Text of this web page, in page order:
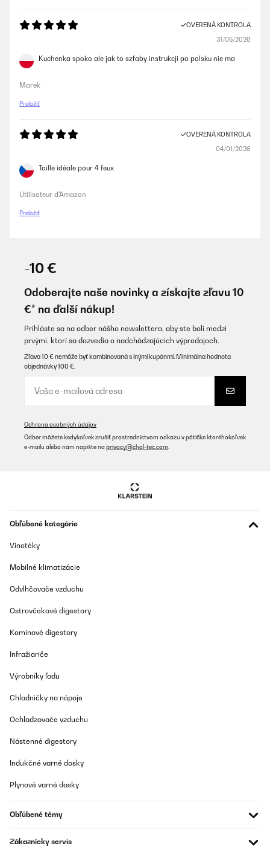
OVERENÁ KONTROLA
31/05/2026
Kuchenka spoko ale jak to szfaby instrukcji po polsku nie ma
Marek
Preložiť
OVERENÁ KONTROLA
04/01/2026
Taille idéale pour 4 feux
Utilisateur d'Amazon
Preložiť
-10 €
Odoberajte naše novinky a získajte zľavu 10
€* na ďalší nákup!
Prihláste sa na odber nášho newslettera, aby ste boli medzi
prvými, ktorí sa dozvedia o nadchádzajúcich výpredajoch.
Zľava 10 € nemôže byť kombinovaná s inými kupónmi. Minimálna hodnota
objednávky 100 €.
Ochrana osobných údajov
Odber môžete kedykoľvek zrušiť prostredníctvom odkazu v pätičke ktoréhokoľvek
e-mailu alebo nám napíšte na privacy@chal-tec.com
Obľúbené kategórie
Vinotéky
Mobilné klimatizácie
Odvlhčovače vzduchu
Ostrovčekové digestory
Komínové digestory
Infražiariče
Výrobníky ľadu
Chladničky na nápoje
Ochladzovače vzduchu
Nástenné digestory
Indukčné varné dosky
Plynové varné dosky
Obľúbené témy
Zákaznícky servis